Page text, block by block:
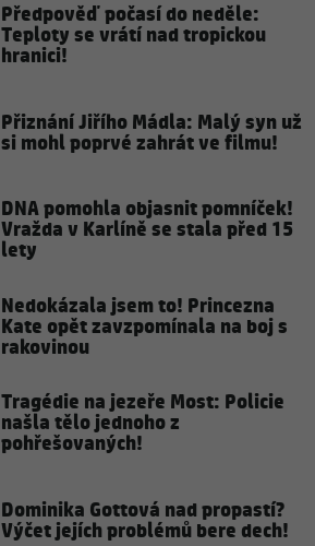
Předpověď počasí do neděle:
Teploty se vrátí nad tropickou
hranici!
Přiznání Jiřího Mádla: Malý syn už
si mohl poprvé zahrát ve filmu!
DNA pomohla objasnit pomníček!
Vražda v Karlíně se stala před 15
lety
Nedokázala jsem to! Princezna
Kate opět zavzpomínala na boj s
rakovinou
Tragédie na jezeře Most: Policie
našla tělo jednoho z
pohřešovaných!
Dominika Gottová nad propastí?
Výčet jejích problémů bere dech!